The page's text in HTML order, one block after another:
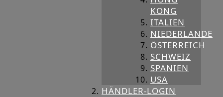
KONG
ITALIEN
NIEDERLANDE
ÖSTERREICH
SCHWEIZ
SPANIEN
USA
HÄNDLER-LOGIN